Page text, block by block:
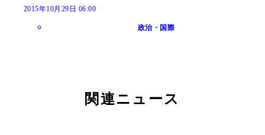
2015年10月29日 06:00
政治・国際
関連ニュース